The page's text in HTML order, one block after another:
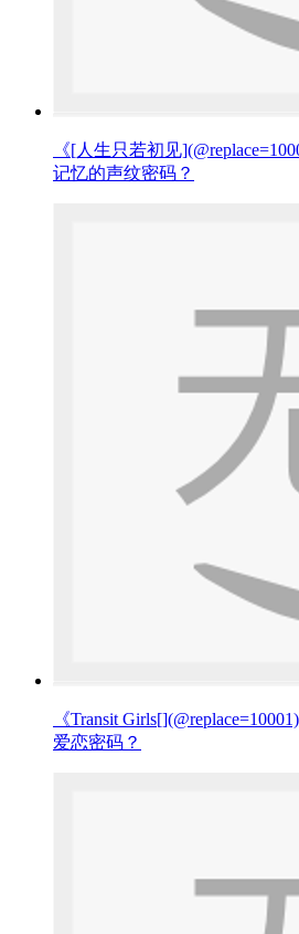
《[人生只若初见
记忆的声纹密码？
《Transit
爱恋密码？